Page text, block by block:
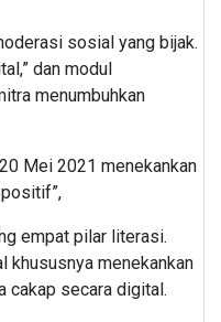
sosial yang bijak.
dan modul
menumbuhkan
Mei 2021 menekankan
empat pilar literasi.
khususnya menekankan
cakap secara digital.